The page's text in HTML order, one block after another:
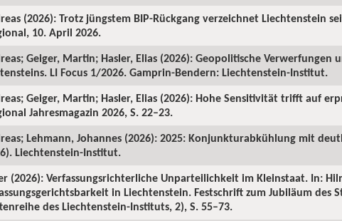
(2026): Trotz jüngstem BIP-Rückgang verzeichnet Liechtenstein
10. April 2026.
Geiger, Martin; Hasler, Elias (2026): Geopolitische
LI Focus 1/2026. Gamprin-Bendern: Liechtenstein-Institut.
Geiger, Martin; Hasler, Elias (2026): Hohe Sensitivität trifft auf
Jahresmagazin 2026, S. 22–23.
Lehmann, Johannes (2026): 2025: Konjunkturabkühlung mit
Liechtenstein-Institut.
(2026): Verfassungsrichterliche Unparteilichkeit im Kleinstaat. In:
in Liechtenstein. Festschrift zum Jubiläum des
des Liechtenstein-Instituts, 2), S. 55–73.